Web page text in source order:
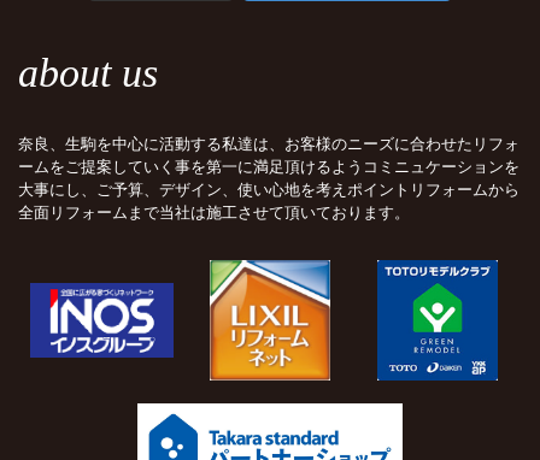
about us
奈良、生駒を中心に活動する私達は、お客様のニーズに合わせたリフォ
ームをご提案していく事を第一に満足頂けるようコミニュケーションを
大事にし、ご予算、デザイン、使い心地を考えポイントリフォームから
全面リフォームまで当社は施工させて頂いております。